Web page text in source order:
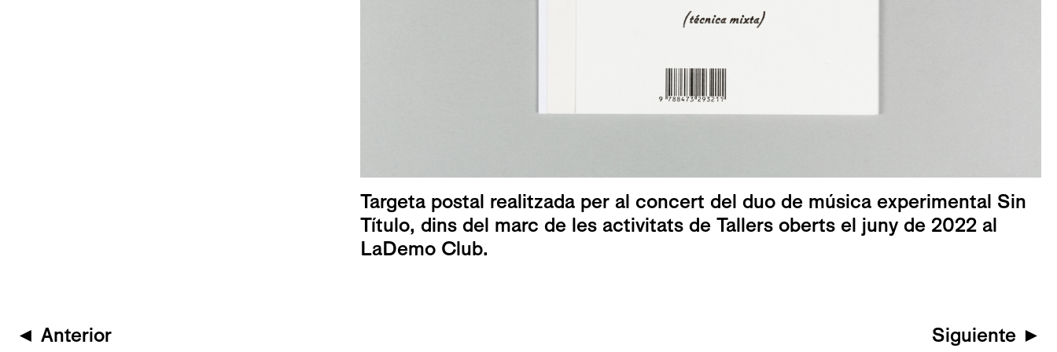
Targeta postal realitzada per al concert del duo de música experimental Sin
Título, dins del marc de les activitats de Tallers oberts el juny de 2022 al
LaDemo Club.
◄ Anterior Siguiente ►